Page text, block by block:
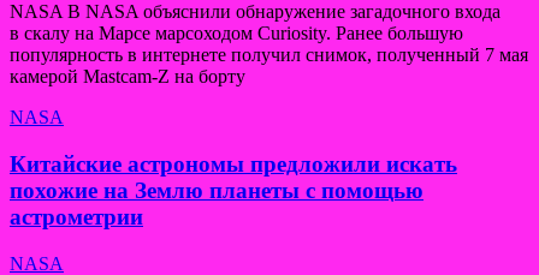
NASA В NASA объяснили обнаружение загадочного входа
в скалу на Марсе марсоходом Curiosity. Ранее большую
популярность в интернете получил снимок, полученный 7 мая
камерой Mastcam-Z на борту
NASA
Китайские астрономы предложили искать
похожие на Землю планеты с помощью
астрометрии
NASA